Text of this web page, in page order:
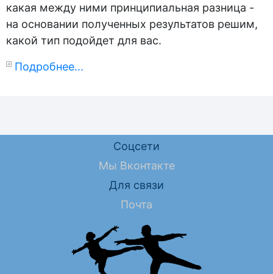
какая между ними принципиальная разница -
на основании полученных результатов решим,
какой тип подойдет для вас.
Подробнее...
Соцсети
Мы Вконтакте
Для связи
Почта